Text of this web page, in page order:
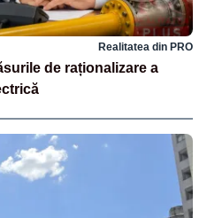
Realitatea din PRO
de raționalizare a